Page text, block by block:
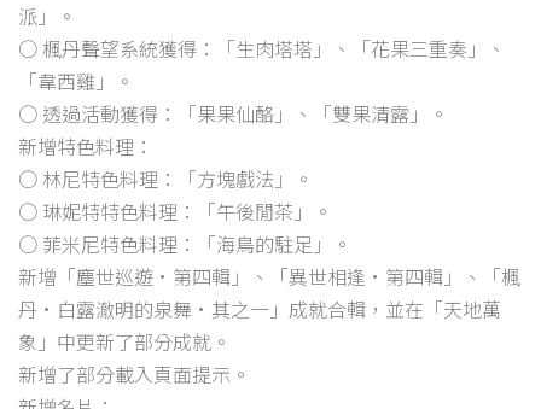
派」。
○ 楓丹聲望系統獲得：「生肉塔塔」、「花果三重奏」、
「韋西雞」。
○ 透過活動獲得：「果果仙酪」、「雙果清露」。
新增特色料理：
○ 林尼特色料理：「方塊戲法」。
○ 琳妮特特色料理：「午後閒茶」。
○ 菲米尼特色料理：「海鳥的駐足」。
新增「塵世巡遊·第四輯」、「異世相逢·第四輯」、「楓
丹·白露澈明的泉舞·其之一」成就合輯，並在「天地萬
象」中更新了部分成就。
新增了部分載入頁面提示。